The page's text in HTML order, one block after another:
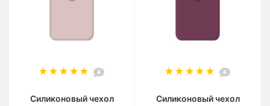
4
Силиконовый чехол
4
Силиконовый чехол